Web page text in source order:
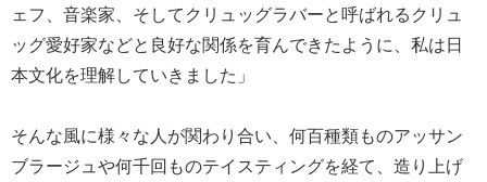
ェフ、音楽家、そしてクリュッグラバーと呼ばれるクリュ
ッグ愛好家などと良好な関係を育んできたように、私は日
本文化を理解していきました」
そんな風に様々な人が関わり合い、何百種類ものアッサン
ブラージュや何千回ものテイスティングを経て、造り上げ